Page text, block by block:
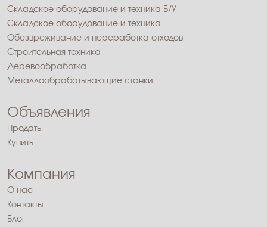
Складское оборудование и техника Б/У
Складское оборудование и техника
Обезвреживание и переработка отходов
Строительная техника
Деревообработка
Металлообрабатывающие станки
Объявления
Продать
Купить
Компания
О нас
Контакты
Блог